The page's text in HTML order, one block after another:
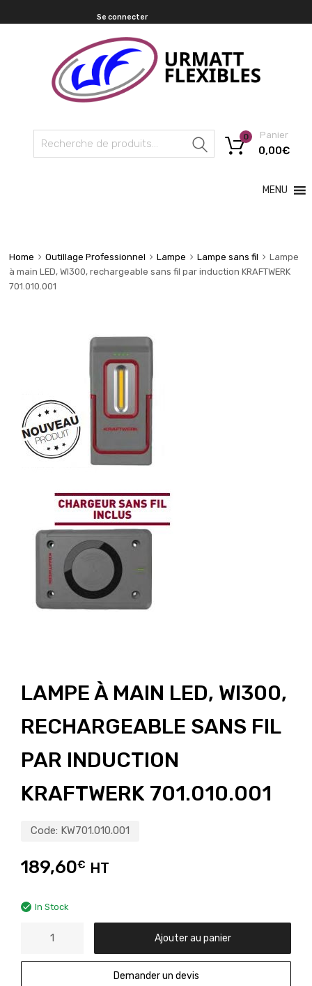
Se connecter
Recherche
Panier
0,00€
0
MENU
Home Outillage Professionnel Lampe Lampe sans fil
Lampe
à main LED, WI300, rechargeable sans fil par induction KRAFTWERK
701.010.001
LAMPE À MAIN LED, WI300,
RECHARGEABLE SANS FIL
PAR INDUCTION
KRAFTWERK 701.010.001
Code: KW701.010.001
189,60€ HT
In Stock
Ajouter au panier
Demander un devis